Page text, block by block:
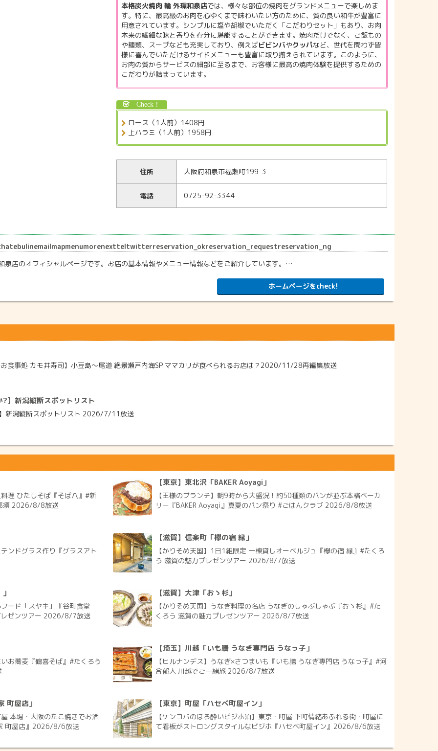
本格炭火焼肉 輪 外環和泉店では、様々な部位の焼肉をグランドメニューで楽しめま
す。特に、最高級のお肉を心ゆくまで味わいたい方のために、質の良い和牛が豊富に
用意されています。シンプルに塩や胡椒でいただく「こだわりセット」もあり、お肉
本来の繊細な味と香りを存分に堪能することができます。焼肉だけでなく、ご飯もの
や麺類、スープなども充実しており、例えばビビンバやクッパなど、世代を問わず皆
様に喜んでいただけるサイドメニューも豊富に取り揃えられています。このように、
お肉の質からサービスの細部に至るまで、お客様に最高の焼肉体験を提供するための
こだわりが詰まっています。
ロース（1人前）1408円
上ハラミ（1人前）1958円
住所 大阪府和泉市福瀬町199-3
電話 0725-92-3344
泉店のオフィシャルページです。お店の基本情報やメニュー情報などをご紹介しています。…
ホームページをcheck!
お食事処 カモ井寿司】小豆島〜尾道 絶景瀬戸内海SP ママカリが食べられるお店は？2020/11/28再編集放送
?】新潟縦断スポットリスト
新潟縦断スポットリスト 2026/7/11放送
理 ひたしそば『そば八』#新
須 2026/8/8放送
【東京】東北沢「BAKER Aoyagi」
【王様のブランチ】朝9時から大盛況！約50種類のパンが並ぶ本格ベーカ
リー『BAKER Aoyagi』真夏のパン祭り #ごはんクラブ 2026/8/8放送
ンドグラス作り『グラスアト
【滋賀】信楽町「欅の宿 縁」
【かりそめ天国】1日1組限定 一棟貸しオーベルジュ『欅の宿 縁』#たくろ
う 滋賀の魅力プレゼンツアー 2026/8/7放送
ード「スヤキ」『谷町食堂
レゼンツアー 2026/8/7放送
【滋賀】大津「おゝ杉」
【かりそめ天国】うなぎ料理の名店 うなぎのしゃぶしゃぶ『おゝ杉』#た
くろう 滋賀の魅力プレゼンツアー 2026/8/7放送
お蕎麦『鶴喜そば』#たくろう
【埼玉】川越「いも膳 うなぎ専門店 うなっ子」
【ヒルナンデス】うなぎ×さつまいも『いも膳 うなぎ専門店 うなっ子』#河
合郁人 川越でご一緒旅 2026/8/7放送
町屋店」
本場・大阪のたこ焼きでお酒
町屋店』2026/8/6放送
【東京】町屋「ハセベ町屋イン」
【ケンコバのほろ酔いビジホ泊】東京・町屋 下町情緒あふれる街・町屋に
て看板がストロングスタイルなビジホ『ハセベ町屋イン』2026/8/6放送